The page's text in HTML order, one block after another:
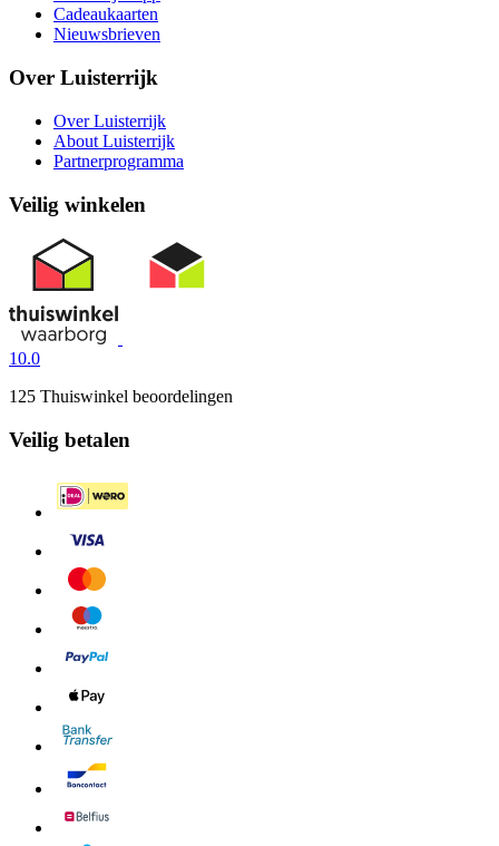
Cadeaukaarten
Nieuwsbrieven
Over Luisterrijk
Over Luisterrijk
About Luisterrijk
Partnerprogramma
Veilig winkelen
10.0
125 Thuiswinkel beoordelingen
Veilig betalen